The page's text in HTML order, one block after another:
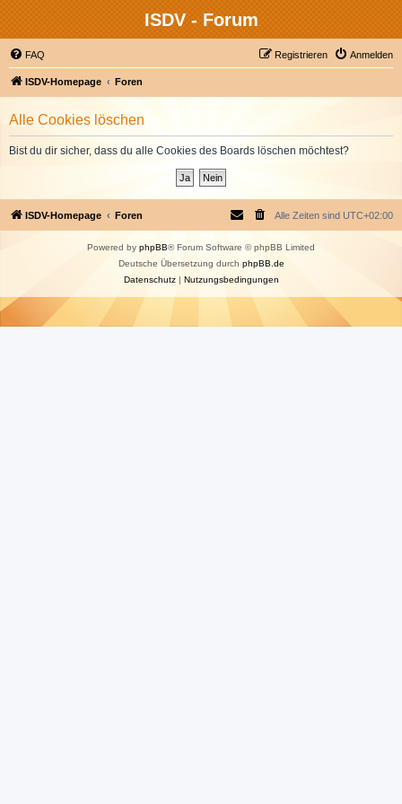
ISDV - Forum
FAQ Anmelden
Registrieren
ISDV-Homepage Foren
Alle Cookies löschen
Bist du dir sicher, dass du alle Cookies des Boards löschen möchtest?
ISDV-Homepage Foren Alle Zeiten sind UTC+02:00
Powered by phpBB® Forum Software © phpBB Limited
Deutsche Übersetzung durch phpBB.de
Datenschutz| Nutzungsbedingungen